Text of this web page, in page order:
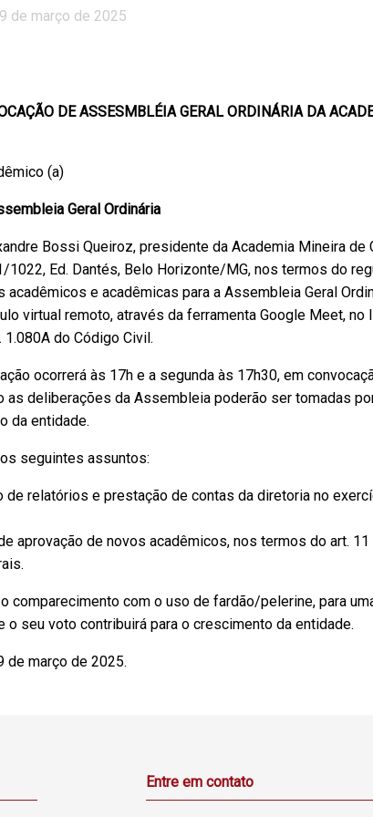
de março de 2025
DE ASSESMBLÉIA GERAL ORDINÁRIA DA
(a)
Geral Ordinária
Bossi Queiroz, presidente da Academia Mineira
1022, Ed. Dantés, Belo Horizonte/MG, nos termos do
acadêmicos e acadêmicas para a Assembleia Geral
virtual remoto, através da ferramenta Google Meet, no
do Código Civil.
ocorrerá às 17h e a segunda às 17h30, em
as deliberações da Assembleia poderão ser tomadas
da entidade.
seguintes assuntos:
de relatórios e prestação de contas da diretoria no
aprovação de novos acadêmicos, nos termos do art.
comparecimento com o uso de fardão/pelerine, para
o seu voto contribuirá para o crescimento da entidade.
de março de 2025.
Entre em contato